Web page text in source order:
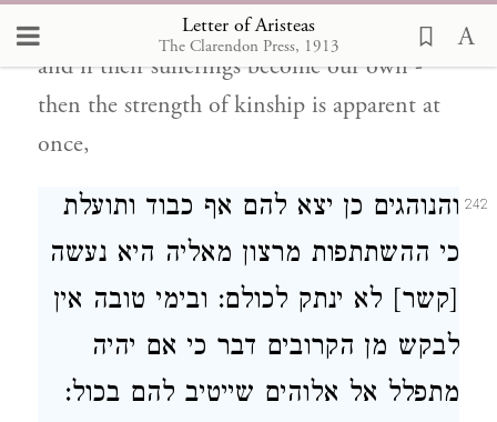
Letter of Aristeas
The Clarendon Press, 1913
misfortunes which fall upon our relatives
and if their sufferings become our own -
then the strength of kinship is apparent at
once,
242 והנוהגים כן יצא להם אף כבוד ותועלת
כי ההשתתפות מרצון מאליה היא נעשה
[קשר] לא ינתק לכולם: ובימי טובה אין
לבקש מן הקרובים דבר כי אם יהיה
מתפלל אל אלוהים שייטיב להם בכול: